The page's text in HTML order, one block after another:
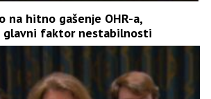
na hitno gašenje OHR-a,
glavni faktor nestabilnosti